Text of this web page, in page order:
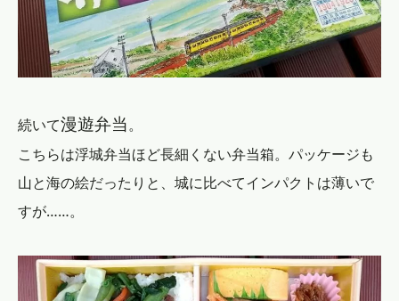
続いて漫遊弁当。
こちらは浮城弁当ほど長細くない弁当箱。パッケージも
山と海の絵だったりと、城に比べてインパクトは薄いで
すが……。